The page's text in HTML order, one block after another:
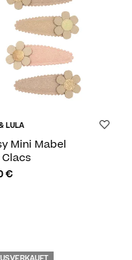
LULA
Mini Mabel
€